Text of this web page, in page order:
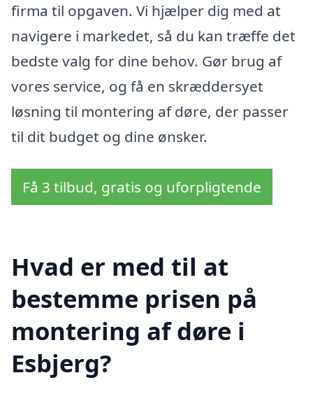
firma til opgaven. Vi hjælper dig med at
navigere i markedet, så du kan træffe det
bedste valg for dine behov. Gør brug af
vores service, og få en skræddersyet
løsning til montering af døre, der passer
til dit budget og dine ønsker.
Få 3 tilbud, gratis og uforpligtende
Hvad er med til at
bestemme prisen på
montering af døre i
Esbjerg?